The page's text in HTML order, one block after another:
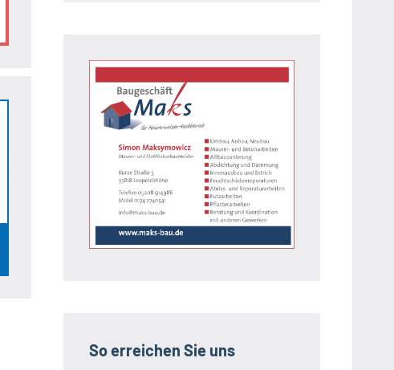
So erreichen Sie uns